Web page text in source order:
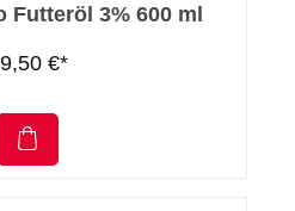
Futteröl 3% 600 ml
€*